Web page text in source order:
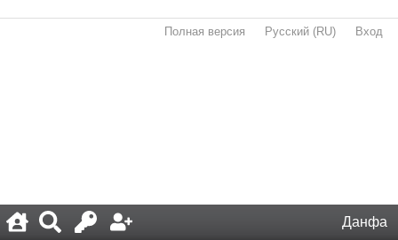
Данфа
Полная версия Русский (RU) Вход